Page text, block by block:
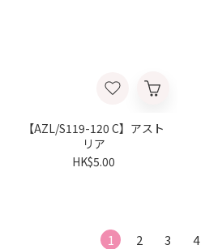
【AZL/S119-120 C】アスト
リア
HK$5.00
1 2 3 4